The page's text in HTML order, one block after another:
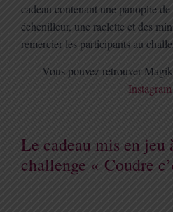
cadeau contenant une panoplie
échenilleur, une raclette etdes
remercier les participants au
Vous pouvez retrouver
Instagram
Le cadeau mis en jeu
challenge « Coudre